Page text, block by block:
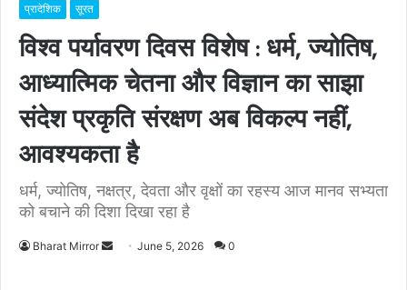
प्रादेशिक सूरत
विश्व पर्यावरण दिवस विशेष : धर्म, ज्योतिष,
आध्यात्मिक चेतना और विज्ञान का साझा
संदेश प्रकृति संरक्षण अब विकल्प नहीं,
आवश्यकता है
धर्म, ज्योतिष, नक्षत्र, देवता और वृक्षों का रहस्य आज मानव सभ्यता
को बचाने की दिशा दिखा रहा है
Bharat Mirror June 5, 2026 0